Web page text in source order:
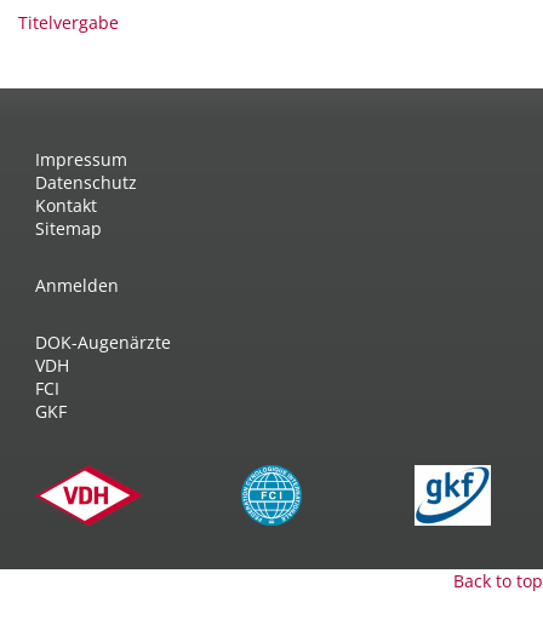
Titelvergabe
Impressum
Datenschutz
Kontakt
Sitemap
Anmelden
DOK-Augenärzte
VDH
FCI
GKF
Back to top